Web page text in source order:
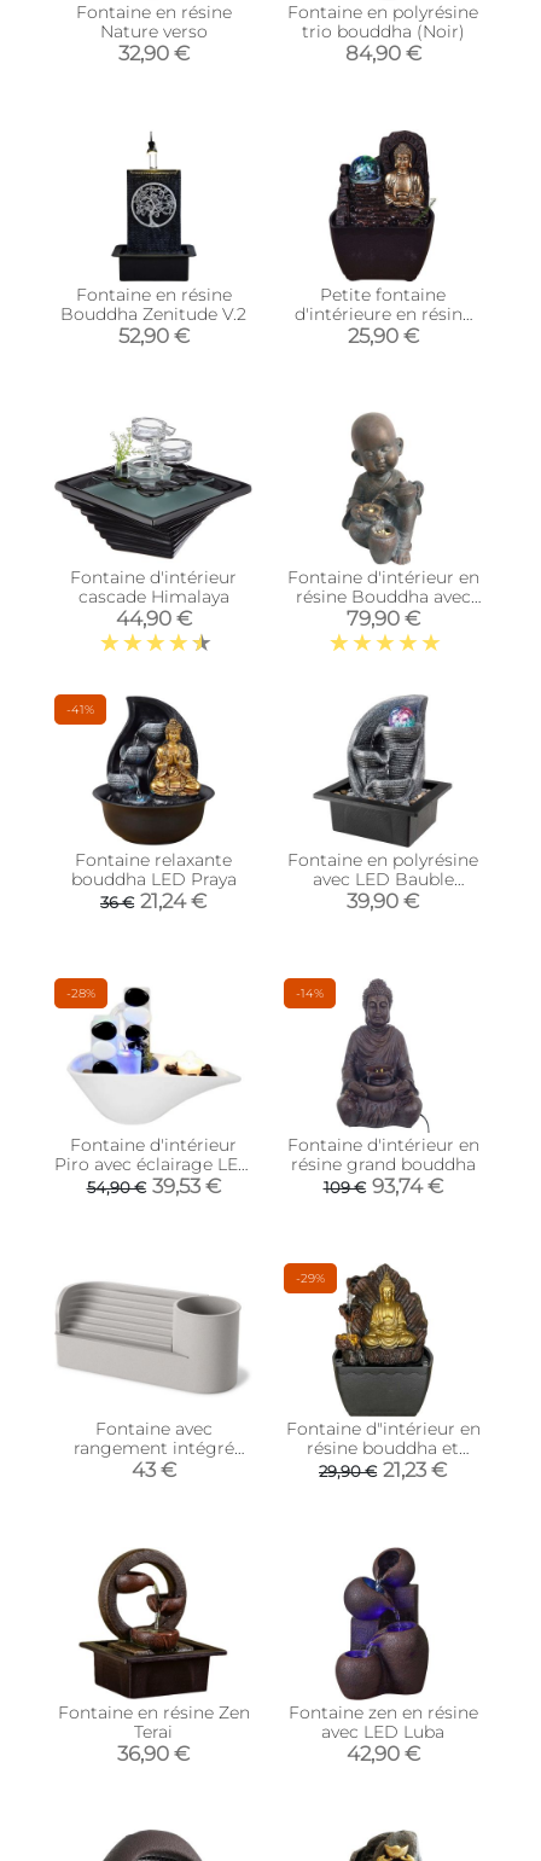
Fontaine en résine
Nature verso
32,90 €
Fontaine en polyrésine
trio bouddha (Noir)
84,90 €
Fontaine en résine
Bouddha Zenitude V.2
52,90 €
Petite fontaine
d'intérieure en résine
avec LED bouddha
Theravada
25,90 €
Fontaine d'intérieur
cascade Himalaya
44,90 €
Fontaine d'intérieur en
résine Bouddha avec
théière
79,90 €
-41%
Fontaine relaxante
bouddha LED Praya
36 € 21,24 €
Fontaine en polyrésine
avec LED Bauble
(Modèle 2)
39,90 €
-28%
Fontaine d'intérieur
Piro avec éclairage LED
multicolore
54,90 € 39,53 €
-14%
Fontaine d'intérieur en
résine grand bouddha
109 € 93,74 €
Fontaine avec
rangement intégré
Stream
43 €
-29%
Fontaine d"intérieur en
résine bouddha et
rocher
29,90 € 21,23 €
Fontaine en résine Zen
Terai
36,90 €
Fontaine zen en résine
avec LED Luba
42,90 €